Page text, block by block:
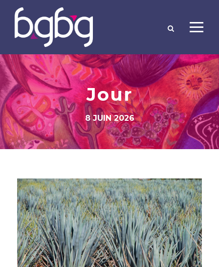
Jour
8 JUIN 2026